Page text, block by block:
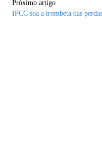
Próximo artigo
IPCC soa a trombeta das